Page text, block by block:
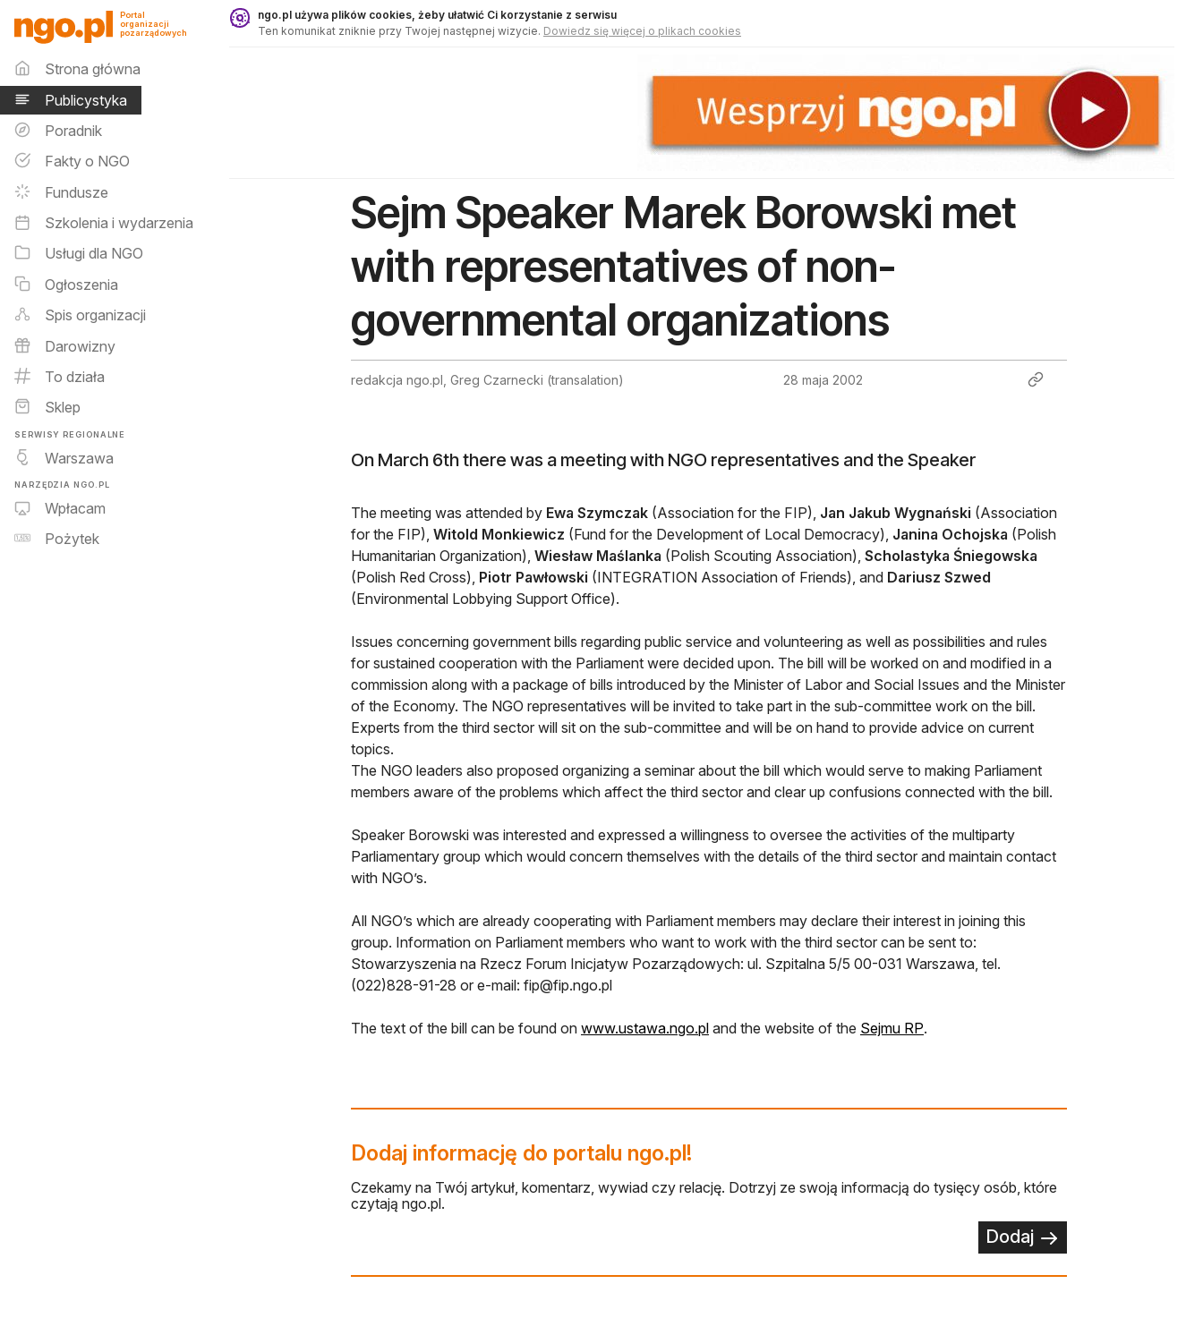
Publicystyka - ngo.pl
Portal
organizacji
pozarządowych
Menu główne
Strona główna
Publicystyka
Poradnik
Fakty o NGO
Fundusze
Szkolenia i wydarzenia
Usługi dla NGO
Ogłoszenia
Spis organizacji
Darowizny
To działa
Sklep
SERWISY REGIONALNE
Warszawa
NARZĘDZIA NGO.PL
Wpłacam
Pożytek
ngo.pl używa plików cookies, żeby ułatwić Ci korzystanie z serwisu
Ten komunikat zniknie przy Twojej następnej wizycie. Dowiedz się więcej o plikach cookies
Sejm Speaker Marek Borowski met
with representatives of non-
governmental organizations
redakcja ngo.pl, Greg Czarnecki (transalation) 28 maja 2002
On March 6th there was a meeting with NGO representatives and the Speaker
The meeting was attended by Ewa Szymczak (Association for the FIP), Jan Jakub Wygnański (Association
for the FIP), Witold Monkiewicz (Fund for the Development of Local Democracy), Janina Ochojska (Polish
Humanitarian Organization), Wiesław Maślanka (Polish Scouting Association), Scholastyka Śniegowska
(Polish Red Cross), Piotr Pawłowski (INTEGRATION Association of Friends), and Dariusz Szwed
(Environmental Lobbying Support Office).
Issues concerning government bills regarding public service and volunteering as well as possibilities and rules
for sustained cooperation with the Parliament were decided upon. The bill will be worked on and modified in a
commission along with a package of bills introduced by the Minister of Labor and Social Issues and the Minister
of the Economy. The NGO representatives will be invited to take part in the sub-committee work on the bill.
Experts from the third sector will sit on the sub-committee and will be on hand to provide advice on current
topics.
The NGO leaders also proposed organizing a seminar about the bill which would serve to making Parliament
members aware of the problems which affect the third sector and clear up confusions connected with the bill.
Speaker Borowski was interested and expressed a willingness to oversee the activities of the multiparty
Parliamentary group which would concern themselves with the details of the third sector and maintain contact
with NGO’s.
All NGO’s which are already cooperating with Parliament members may declare their interest in joining this
group. Information on Parliament members who want to work with the third sector can be sent to:
Stowarzyszenia na Rzecz Forum Inicjatyw Pozarządowych: ul. Szpitalna 5/5 00-031 Warszawa, tel.
(022)828-91-28 or e-mail: fip@fip.ngo.pl
The text of the bill can be found on www.ustawa.ngo.plotwiera się w nowej karcie
and the website of the Sejmu RPotwiera się w nowej karcie
.
Dodaj informację do portalu ngo.pl!
Czekamy na Twój artykuł, komentarz, wywiad czy relację. Dotrzyj ze swoją informacją do tysięcy osób, które
czytają ngo.pl.
Dodaj